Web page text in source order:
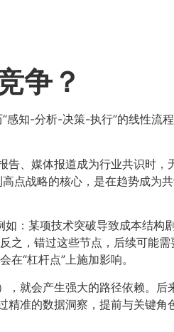
争？​
感知-分析-决策-执行”的线性流
告、媒体报道成为行业共识时，
点战略的核心，是在趋势成为
如：某项技术突破导致成本结构
之，错过这些节点，后续可能需
“杠杆点”上施加影响。
，就会产生强大的路径依赖。后
准的数据洞察，提前与关键角